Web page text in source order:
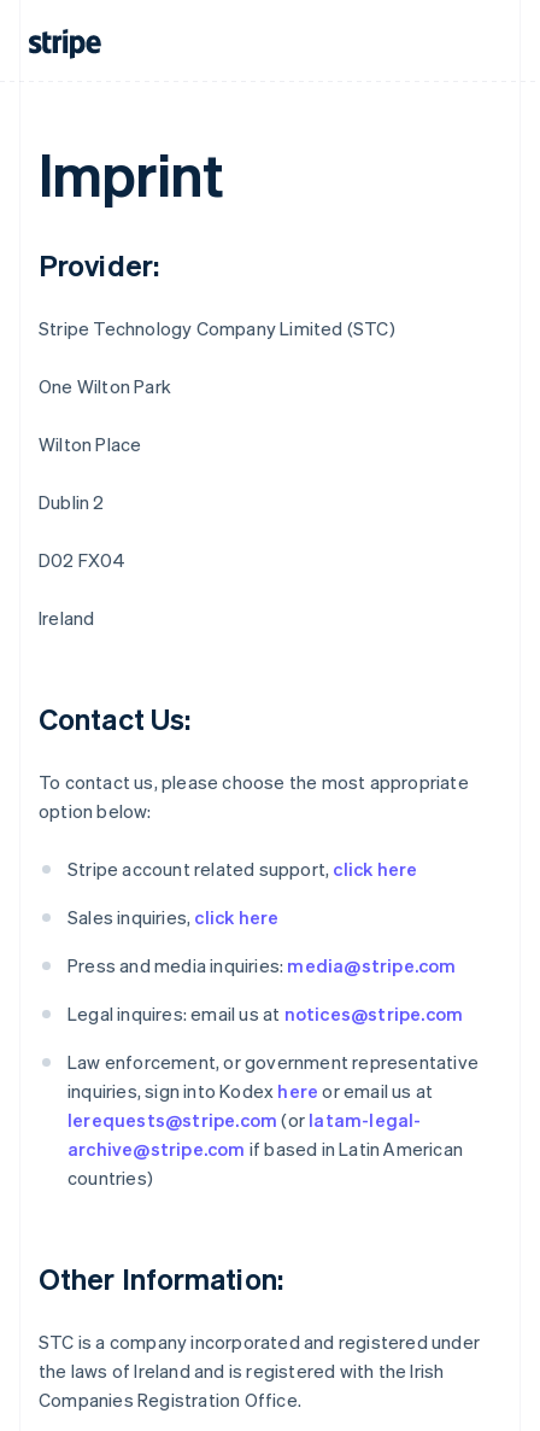
Imprint
Provider:
Stripe Technology Company Limited (STC)
One Wilton Park
Wilton Place
Dublin 2
D02 FX04
Ireland
Contact Us:
To contact us, please choose the most appropriate
option below:
Stripe account related support, click here
Sales inquiries, click here
Press and media inquiries: media@stripe.com
Legal inquires: email us at notices@stripe.com
Law enforcement, or government representative
inquiries, sign into Kodex here or email us at
lerequests@stripe.com (or latam-legal-
archive@stripe.com if based in Latin American
countries)
Other Information:
STC is a company incorporated and registered under
the laws of Ireland and is registered with the Irish
Companies Registration Office.
English
Nederlands
English
Canada
Cyprus
English
Duitsland
Estland
Finland
Frankrijk
Gibraltar
English
Griekenland
English
Hongarije
Ierland
English
Italië
ItalianoEnglish